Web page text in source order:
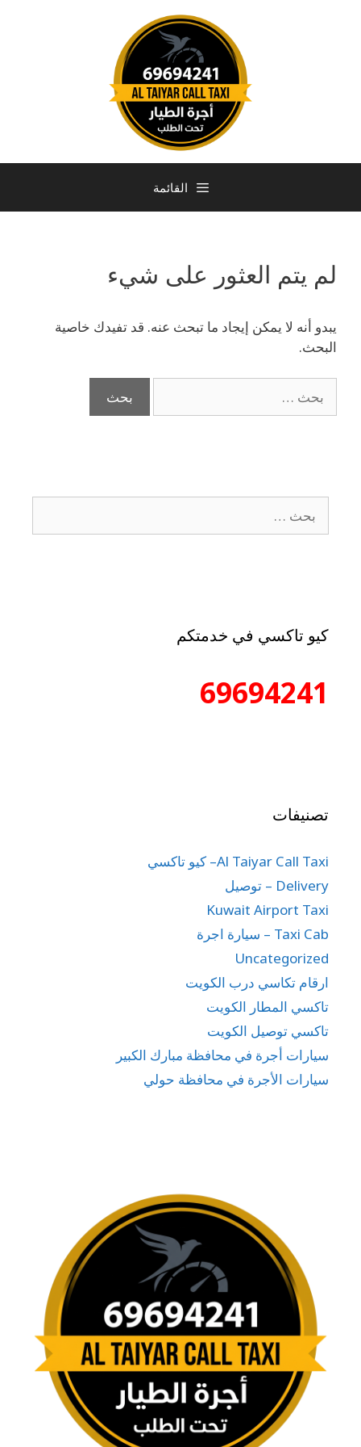
القائمة
لم يتم العثور على شيء
يبدو أنه لا يمكن إيجاد ما تبحث عنه. قد تفيدك خاصية
البحث.
كيو تاكسي في خدمتكم
69694241
تصنيفات
Al Taiyar Call Taxi– كيو تاكسي
Delivery – توصيل
Kuwait Airport Taxi
Taxi Cab – سيارة اجرة
Uncategorized
ارقام تكاسي درب الكويت
تاكسي المطار الكويت
تاكسي توصيل الكويت
سيارات أجرة في محافظة مبارك الكبير
سيارات الأجرة في محافظة حولي